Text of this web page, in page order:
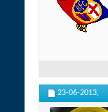
23-06-2013,